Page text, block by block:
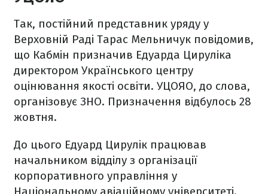
Так, постійний представник уряду у
Верховній Раді Тарас Мельничук повідомив,
що Кабмін призначив Едуарда Цируліка
директором Українського центру
оцінювання якості освіти. УЦОЯО, до слова,
організовує ЗНО. Призначення відбулось 28
жовтня.
До цього Едуард Цирулік працював
начальником відділу з організації
корпоративного управління у